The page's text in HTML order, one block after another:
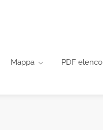
Mappa PDF elenco